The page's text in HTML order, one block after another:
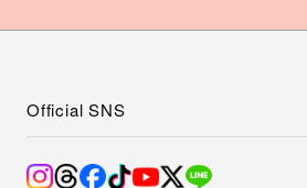
Official SNS